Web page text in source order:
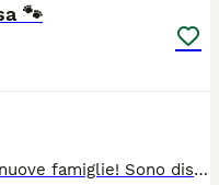
🐾
Una piccola squadra di morbidezza cerca nuove famiglie! Sono disponibili quattro bellissimi cuccioli British: un maschietto e tre femminucce. Sono dolci, curiosi, giocherelloni e già molto esperti nel conquistare il cuore delle persone. Amano mangiare, dormire in pose buffe e controllare tutto quello che succede in casa, come dei veri piccoli capi! 😄 Sono cresciuti in ambiente familiare con tanto affetto e sono già abituati alla lettiera. Cerchiamo per loro famiglie serie, responsabili e pronte a ricevere tante fusa. Per informazioni e foto, scrivetemi esclusivamente su WhatsApp Business: 39 3342739258